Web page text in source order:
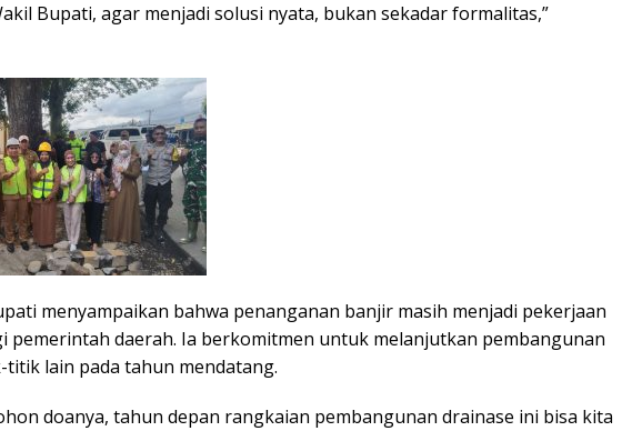
Bupati, agar menjadi solusi nyata, bukan sekadar formalitas,”
menyampaikan bahwa penanganan banjir masih menjadi pekerjaan
pemerintah daerah. Ia berkomitmen untuk melanjutkan pembangunan
lain pada tahun mendatang.
doanya, tahun depan rangkaian pembangunan drainase ini bisa kita